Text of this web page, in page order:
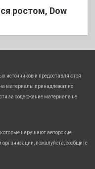
ростом, Dow
источников и предоставляются
материалы принадлежат их
за содержание материала не
нарушают авторские
пожалуйста, сообщите